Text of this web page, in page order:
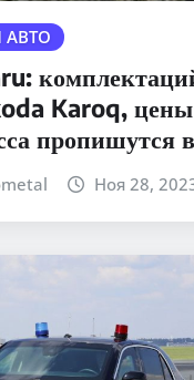
АВТО
Karoq,
пропишутся
Ноя 28,